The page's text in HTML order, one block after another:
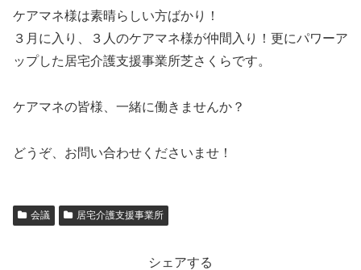
ケアマネ様は素晴らしい方ばかり！
３月に入り、３人のケアマネ様が仲間入り！更にパワーア
ップした居宅介護支援事業所芝さくらです。
ケアマネの皆様、一緒に働きませんか？
どうぞ、お問い合わせくださいませ！
会議 居宅介護支援事業所
シェアする